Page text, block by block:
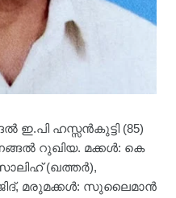
ഇ.പി ഹസ്സൻകുട്ടി (85)
റുഖിയ. മക്കൾ: കെ
(ഖത്തർ),
മരുമക്കൾ: സുലൈമാൻ